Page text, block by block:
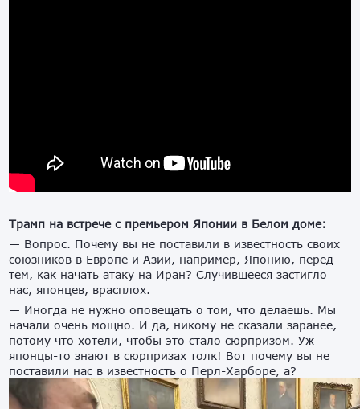
Трамп на встрече с премьером Японии в Белом доме:
— Вопрос. Почему вы не поставили в известность своих
союзников в Европе и Азии, например, Японию, перед
тем, как начать атаку на Иран? Случившееся застигло
нас, японцев, врасплох.
— Иногда не нужно оповещать о том, что делаешь. Мы
начали очень мощно. И да, никому не сказали заранее,
потому что хотели, чтобы это стало сюрпризом. Уж
японцы-то знают в сюрпризах толк! Вот почему вы не
поставили нас в известность о Перл-Харборе, а?